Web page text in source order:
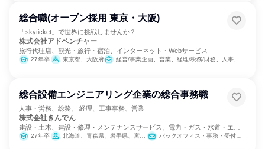
総合職(オープン採用 東京・大阪)
「skyticket」で世界に挑戦しませんか？
株式会社アドベンチャー
旅行代理店、観光・旅行・宿泊、インターネット・Webサービス
27年卒 東京都、大阪府 経営/事業企画、営業、経理/税務/財務、人事、総務、マーケティング・広告・宣伝、カスタマーサポート/コールセンター
総合設備エンジニアリング企業の総合事務職
人事・労務、総務、 経理、工事事務、営業
株式会社きんでん
建設・土木、建設・修理・メンテナンスサービス、電力・ガス・水道・エネ
ルギー27年卒 北海道、青森県、岩手県、宮城県、秋田県、山形県、福島県、茨城県、栃木県、群馬県、埼玉県、千葉県、東京都、神奈川県、新潟県、富山県、石川県、福井県、山梨県、長野県、岐阜県、静岡県、愛知県、三重県、滋賀県、京都府、大阪府、兵庫県、奈良県、和歌山県、鳥取県、岡山県、広島県、山口県、徳島県、香川県、愛媛県、高知県、福岡県、熊本県、大分県、宮崎県、鹿児島県、沖縄県 バックオフィス・事務・受付、営業、経営/事業企画、経理/税務/財務、人事、総務、法務/知財、IT、広報/IR